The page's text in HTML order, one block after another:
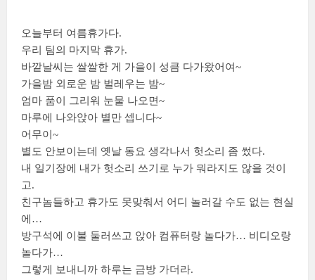
오늘부터 여름휴가다.
우리 팀의 마지막 휴가.
바깥날씨는 쌀쌀한 게 가을이 성큼 다가왔어여~
가을밤 외로운 밤 벌레우는 밤~
엄마 품이 그리워 눈물 나오면~
마루에 나와앉아 별만 셉니다~
어무이~
별도 안보이는데 옛날 동요 생각나서 헛소리 좀 썼다.
내 일기장에 내가 헛소리 쓰기로 누가 뭐라지도 않을 것이
고.
친구놈들하고 휴가도 못맞춰서 어디 놀러갈 수도 없는 현실
에…
방구석에 이불 둘러쓰고 앉아 컴퓨터랑 놀다가… 비디오랑
놀다가…
그렇게 보내니까 하루는 금방 가더라.